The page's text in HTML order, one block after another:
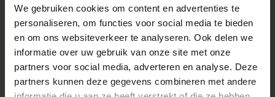
We gebruiken cookies om content en advertenties te
personaliseren, om functies voor social media te bieden
en om ons websiteverkeer te analyseren. Ook delen we
informatie over uw gebruik van onze site met onze
partners voor social media, adverteren en analyse. Deze
partners kunnen deze gegevens combineren met andere